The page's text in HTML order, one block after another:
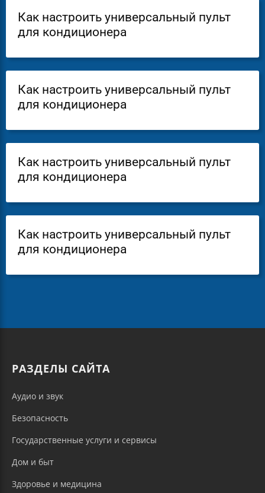
Как настроить универсальный пульт
для кондиционера
Как настроить универсальный пульт
для кондиционера
Как настроить универсальный пульт
для кондиционера
Как настроить универсальный пульт
для кондиционера
РАЗДЕЛЫ САЙТА
Аудио и звук
Безопасность
Государственные услуги и сервисы
Дом и быт
Здоровье и медицина